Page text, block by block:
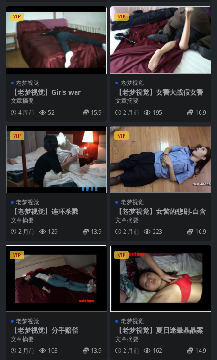
VIP
老梦视觉
【老梦视觉】Girls war
文章摘要
4 周前
52 15.9
VIP
老梦视觉
【老梦视觉】女警大战假女警
文章摘要
2 月前
195 16.9
VIP
老梦视觉
【老梦视觉】连环杀戮
文章摘要
2 月前
129 13.9
VIP
老梦视觉
【老梦视觉】女警的悲剧-白含
文章摘要
2 月前
223 16.9
VIP
老梦视觉
【老梦视觉】分手赔偿
文章摘要
2 月前
103 13.9
VIP
老梦视觉
【老梦视觉】夏日迷晕晶晶案
文章摘要
2 月前
162 14.9